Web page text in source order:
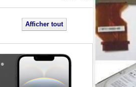
Afficher tout